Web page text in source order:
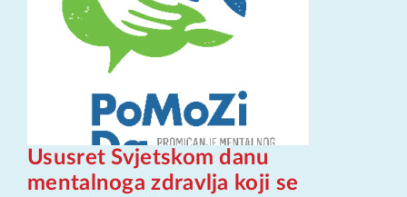
Ususret Svjetskom danu
mentalnoga zdravlja koji se